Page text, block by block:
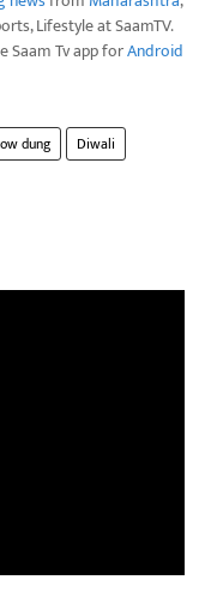
Lifestyle at SaamTV.
Saam Tv app forAndroid
dung
Diwali